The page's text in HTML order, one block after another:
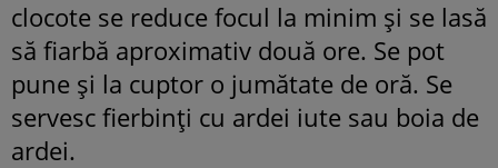
clocote se reduce focul la minim şi se lasă
să fiarbă aproximativ două ore. Se pot
pune şi la cuptor o jumătate de oră. Se
servesc fierbinţi cu ardei iute sau boia de
ardei.